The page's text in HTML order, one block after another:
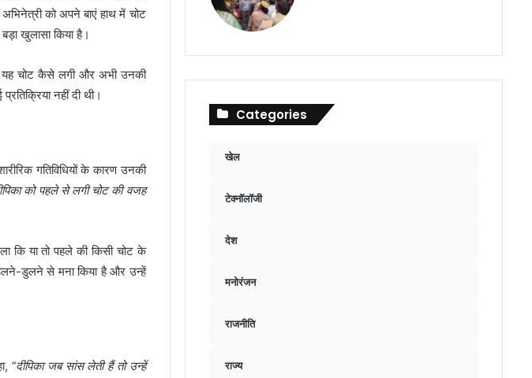
को अपने बाएं हाथ में चोट
खुलासा किया है।
यह चोट कैसे लगी और अभी उनकी
नहीं दी थी।
गतिविधियों के कारण उनकी
को पहले से लगी चोट की वजह
कि या तो पहले की किसी चोट के
हिलने-डुलने से मना किया है और उन्हें
“दीपिका जब सांस लेती हैं तो उन्हें
Categories
खेल
टेक्नॉलॉजी
देश
मनोरंजन
राजनीति
राज्य